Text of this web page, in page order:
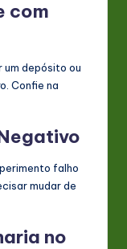
com
um depósito ou
Confie na
falho
mudar de
no